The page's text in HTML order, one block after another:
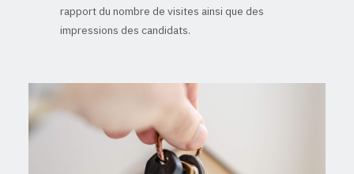
rapport du nombre de visites ainsi que des
impressions des candidats.